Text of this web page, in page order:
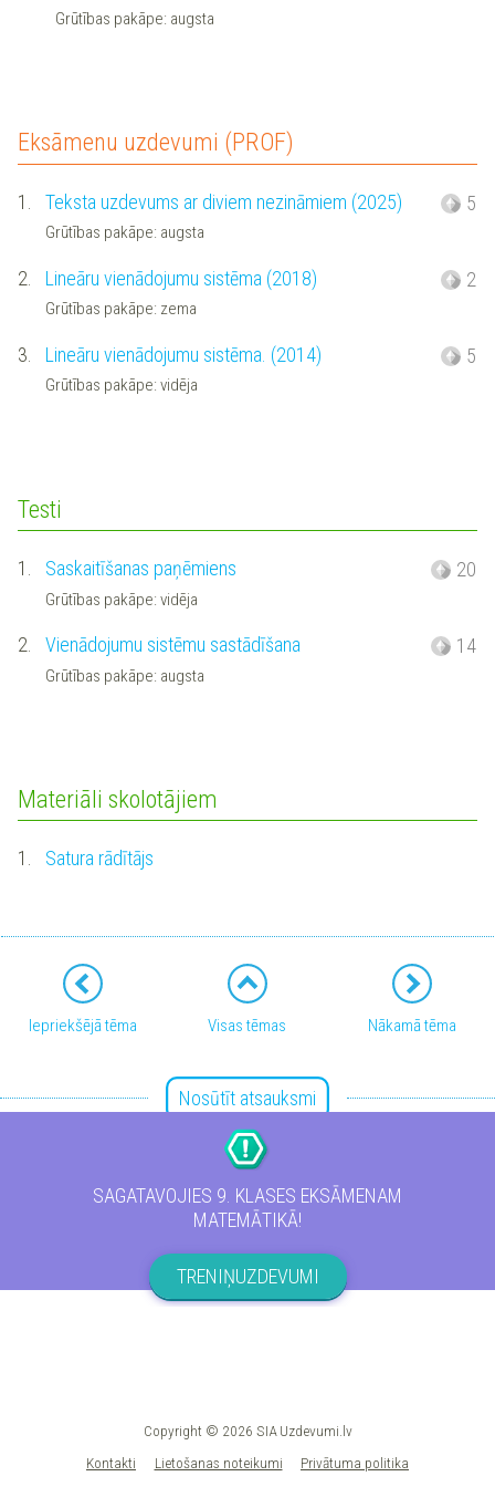
Grūtības pakāpe: augsta
Eksāmenu uzdevumi (PROF)
1. Teksta uzdevums ar diviem nezināmiem (2025)
Grūtības pakāpe: augsta
5
2. Lineāru vienādojumu sistēma (2018)
Grūtības pakāpe: zema
2
3. Lineāru vienādojumu sistēma. (2014)
Grūtības pakāpe: vidēja
5
Testi
1. Saskaitīšanas paņēmiens
Grūtības pakāpe: vidēja
20
2. Vienādojumu sistēmu sastādīšana
Grūtības pakāpe: augsta
14
Materiāli skolotājiem
1. Satura rādītājs
Iepriekšējā tēma Visas tēmas Nākamā tēma
Nosūtīt atsauksmi
Copyright © 2026 SIA Uzdevumi.lv
Kontakti
Lietošanas noteikumi
Privātuma politika